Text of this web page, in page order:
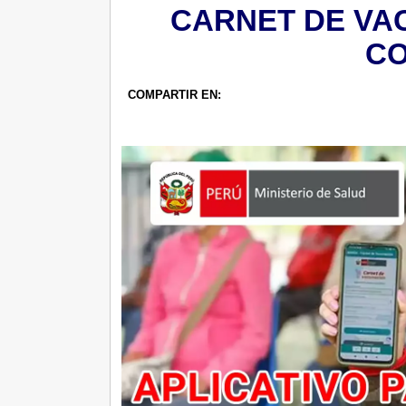
CARNET DE
COMPARTIR EN: